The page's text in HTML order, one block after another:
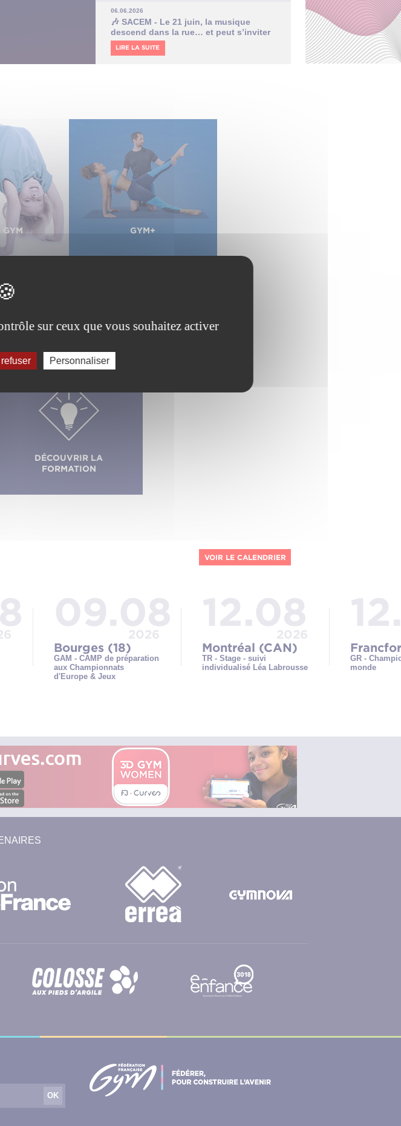
06.06.2026
🎶 SACEM - Le 21 juin, la musique
descend dans la rue… et peut s’inviter
aussi dans vos structures !
LIRE LA SUITE
GYM GYM+
DÉCOUVRIR LA
FORMATION
VOIR LE CALENDRIER
Bourges (18)
GAM - CAMP de préparation
aux Championnats
d'Europe & Jeux
Montréal (CAN)
TR - Stage - suivi
individualisé Léa Labrousse
GR -
monde
OK
sur ceux que vous souhaitez activer
Personnaliser